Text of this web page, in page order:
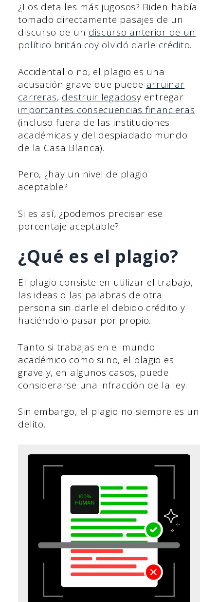
¿Los detalles más jugosos? Biden había
tomado directamente pasajes de un
discurso de un discurso anterior de un
político británicoy olvidó darle crédito.
Accidental o no, el plagio es una
acusación grave que puede arruinar
carreras, destruir legadosy entregar
importantes consecuencias financieras
(incluso fuera de las instituciones
académicas y del despiadado mundo
de la Casa Blanca).
Pero, ¿hay un nivel de plagio
aceptable?
Si es así, ¿podemos precisar ese
porcentaje aceptable?
¿Qué es el plagio?
El plagio consiste en utilizar el trabajo,
las ideas o las palabras de otra
persona sin darle el debido crédito y
haciéndolo pasar por propio.
Tanto si trabajas en el mundo
académico como si no, el plagio es
grave y, en algunos casos, puede
considerarse una infracción de la ley.
Sin embargo, el plagio no siempre es un
delito.